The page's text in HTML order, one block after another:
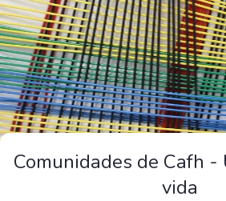
Comunidades de Cafh -
vida